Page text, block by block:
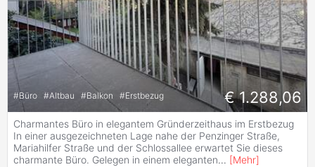
#Büro #Altbau #Balkon #Erstbezug € 1.288,06
Charmantes Büro in elegantem Gründerzeithaus im Erstbezug
In einer ausgezeichneten Lage nahe der Penzinger Straße,
Mariahilfer Straße und der Schlossallee erwartet Sie dieses
charmante Büro. Gelegen in einem eleganten... [Mehr]